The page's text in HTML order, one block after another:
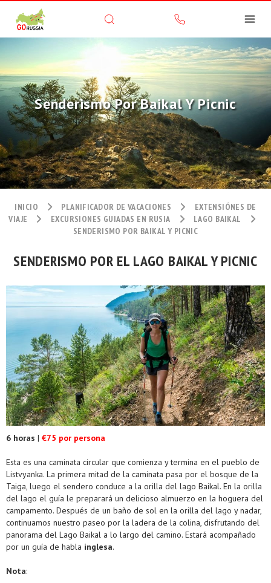
Senderismo Por Baikal Y Picnic
INICIO PLANIFICADOR DE VACACIONES
EXTENSIÓNES DE
VIAJE
EXCURSIONES GUIADAS EN RUSIA
LAGO BAIKAL
SENDERISMO POR BAIKAL Y PICNIC
SENDERISMO POR EL LAGO BAIKAL Y PICNIC
6 horas | €75 por persona
Esta es una caminata circular que comienza y termina en el pueblo de
Listvyanka. La primera mitad de la caminata pasa por el bosque de la
Taiga, luego el sendero conduce a la orilla del lago Baikal. En la orilla
del lago el guía le preparará un delicioso almuerzo en la hoguera del
campamento. Después de un baño de sol en la orilla del lago y nadar,
continuamos nuestro paseo por la ladera de la colina, disfrutando del
panorama del Lago Baikal a lo largo del camino. Estará acompañado
por un guía de habla inglesa.
Nota: